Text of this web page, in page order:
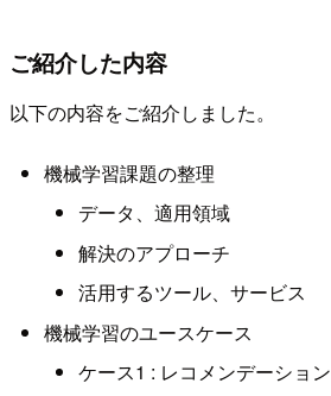
ご紹介した内容
以下の内容をご紹介しました。
機械学習課題の整理
データ、適用領域
解決のアプローチ
活用するツール、サービス
機械学習のユースケース
ケース1 : レコメンデーション